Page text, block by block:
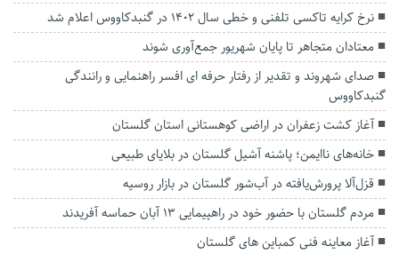
نرخ کرایه تاکسی تلفنی و خطی سال 1402 در گنبدکاووس اعلام شد
معتادان متجاهر تا پایان شهریور جمع‌آوری شوند
صدای شهروند و تقدیر از رفتار حرفه ای افسر راهنمایی و رانندگی
گنبدکاووس
آغاز کشت زعفران در اراضی کوهستانی استان گلستان
خانه‌های ناایمن؛ پاشنه آشیل گلستان در بلایای طبیعی
قزل‌آلا پرورش‌یافته در آب‌شور گلستان در بازار روسیه
مردم گلستان با حضور خود در راهپیمایی ۱۳ آبان حماسه آفریدند
آغاز معاینه فنی کمباین های گلستان